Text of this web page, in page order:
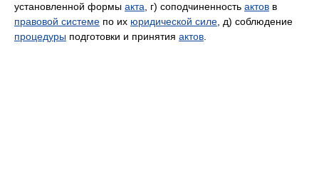
установленной формы акта , г) соподчиненность актов в
правовой системе по их юридической силе , д) соблюдение
процедуры подготовки и принятия актов